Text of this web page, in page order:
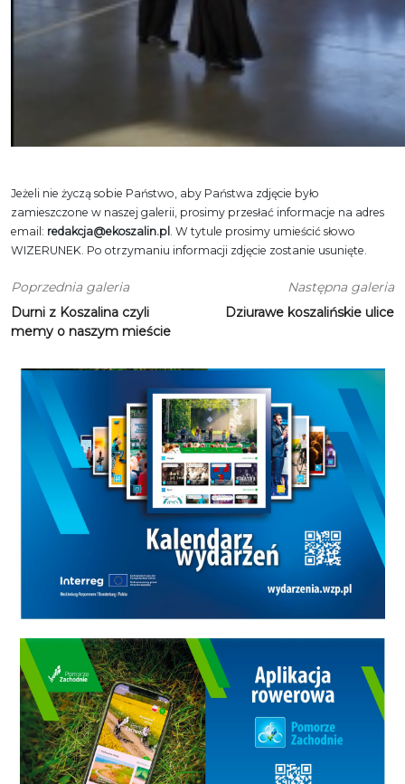
Jeżeli nie życzą sobie Państwo, aby Państwa zdjęcie było
zamieszczone w naszej galerii, prosimy przesłać informacje na adres
email: redakcja@ekoszalin.pl . W tytule prosimy umieścić słowo
WIZERUNEK. Po otrzymaniu informacji zdjęcie zostanie usunięte.
Poprzednia galeria
Durni z Koszalina czyli
memy o naszym mieście
Następna galeria
Dziurawe koszalińskie ulice